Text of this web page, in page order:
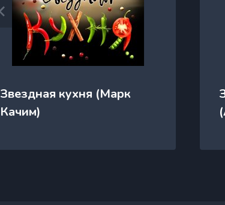
Звездная кухня (Марк
Качим)